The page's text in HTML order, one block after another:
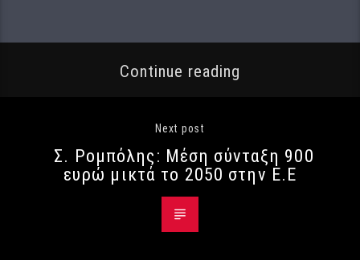
Continue reading
Next post
Σ. Ρομπόλης: Μέση σύνταξη 900
ευρώ μικτά το 2050 στην Ε.Ε